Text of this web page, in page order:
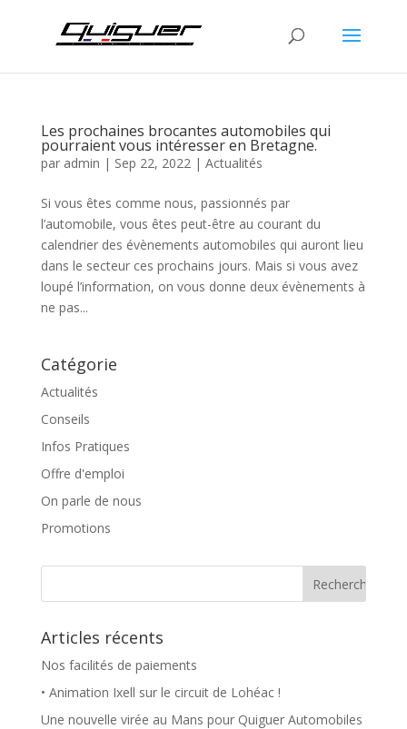
Les prochaines brocantes automobiles qui
pourraient vous intéresser en Bretagne.
par admin | Sep 22, 2022| Actualités
Si vous êtes comme nous, passionnés par
l’automobile, vous êtes peut-être au courant du
calendrier des évènements automobiles qui auront lieu
dans le secteur ces prochains jours. Mais si vous avez
loupé l’information, on vous donne deux évènements à
ne pas...
Catégorie
Actualités
Conseils
Infos Pratiques
Offre d'emploi
On parle de nous
Promotions
Articles récents
Nos facilités de paiements
• Animation Ixell sur le circuit de Lohéac !
Une nouvelle virée au Mans pour Quiguer Automobiles